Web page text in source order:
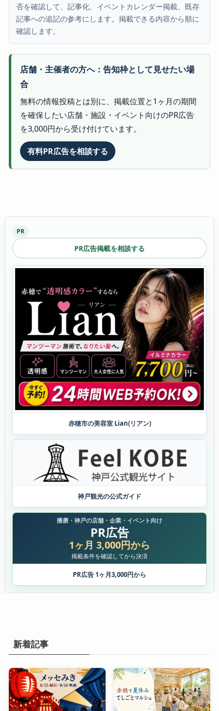
否を確認して、記事化、イベントカレンダー掲載、既存
記事への追記の参考にします。掲載できる内容から順に
確認します。
店舗・主催者の方へ：告知枠として見せたい場
合
無料の情報投稿とは別に、掲載位置と1ヶ月の期間
を確保したい店舗・施設・イベント向けのPR広告
を3,000円から受け付けています。
有料PR広告を相談する
PR
PR広告掲載を相談する
赤穂市の美容室 Lian(リアン)
神戸観光の公式ガイド
播磨・神戸の店舗・企業・イベント向け
PR広告
1ヶ月 3,000円から
掲載条件を確認してから決済
PR広告 1ヶ月3,000円から
新着記事